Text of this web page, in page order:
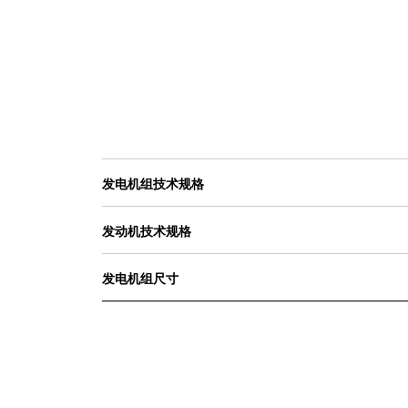
发电机组技术规格
发动机技术规格
发电机组尺寸